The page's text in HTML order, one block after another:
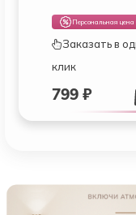
Персональная цена
Заказать в
клик
799 ₽